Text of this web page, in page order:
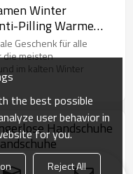
Winter
Pilling Warme
Geschenk für alle
die meisten
im kalten Winter
Handschuhe
ideale Geschenk für alle
the best possible
user behavior in
for you.
Reject All